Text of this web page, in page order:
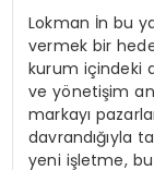
Lokman İn bu
vermek bir
kurum içindeki
ve yönetişim
markayı
davrandığıyla
yeni işletme, bu